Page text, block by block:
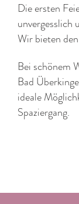
Die ersten
unvergesslich
Wir bieten
Bei schönem
Bad
ideale
Spaziergang.